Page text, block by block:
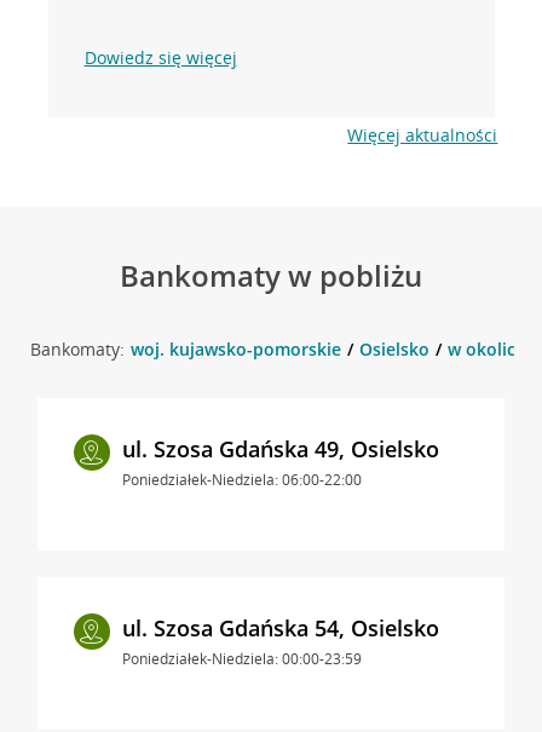
Dowiedz się więcej
Więcej aktualności
Bankomaty w pobliżu
Bankomaty: woj. kujawsko-pomorskie Osielsko w okolicy
ul. Szosa Gdańska 49, Osielsko
Poniedziałek-Niedziela: 06:00-22:00
ul. Szosa Gdańska 54, Osielsko
Poniedziałek-Niedziela: 00:00-23:59